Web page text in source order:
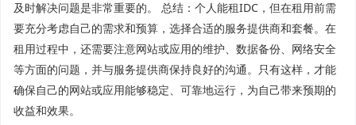
及时解决问题是非常重要的。 总结：个人能租IDC，但在租用前需
要充分考虑自己的需求和预算，选择合适的服务提供商和套餐。在
租用过程中，还需要注意网站或应用的维护、数据备份、网络安全
等方面的问题，并与服务提供商保持良好的沟通。只有这样，才能
确保自己的网站或应用能够稳定、可靠地运行，为自己带来预期的
收益和效果。